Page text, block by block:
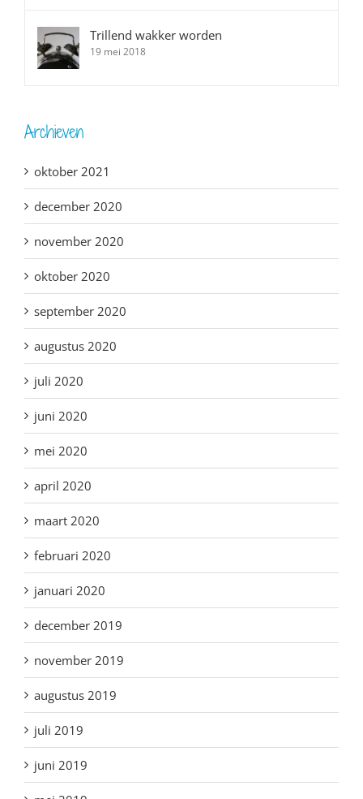
Trillend wakker worden
19 mei 2018
Archieven
oktober 2021
december 2020
november 2020
oktober 2020
september 2020
augustus 2020
juli 2020
juni 2020
mei 2020
april 2020
maart 2020
februari 2020
januari 2020
december 2019
november 2019
augustus 2019
juli 2019
juni 2019